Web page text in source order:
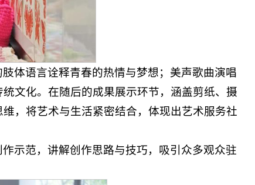
体语言诠释青春的热情与梦想；美声歌曲演唱
文化。在随后的成果展示环节，涵盖剪纸、摄
，将艺术与生活紧密结合，体现出艺术服务社
示范，讲解创作思路与技巧，吸引众多观众驻